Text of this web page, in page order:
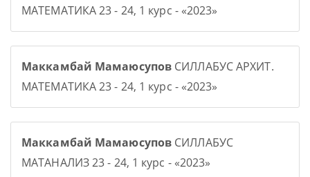
МАТЕМАТИКА 23 - 24, 1 курс - «2023»
Маккамбай Мамаюсупов СИЛЛАБУС АРХИТ.
МАТЕМАТИКА 23 - 24, 1 курс - «2023»
Маккамбай Мамаюсупов СИЛЛАБУС
МАТАНАЛИЗ 23 - 24, 1 курс - «2023»